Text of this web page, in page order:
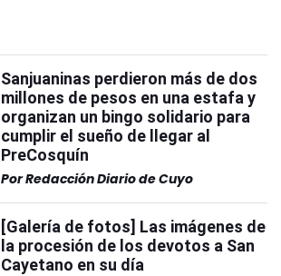
Sanjuaninas perdieron más de dos
millones de pesos en una estafa y
organizan un bingo solidario para
cumplir el sueño de llegar al
PreCosquín
PorRedacción Diario de Cuyo
[Galería de fotos] Las imágenes de
la procesión de los devotos a San
Cayetano en su día